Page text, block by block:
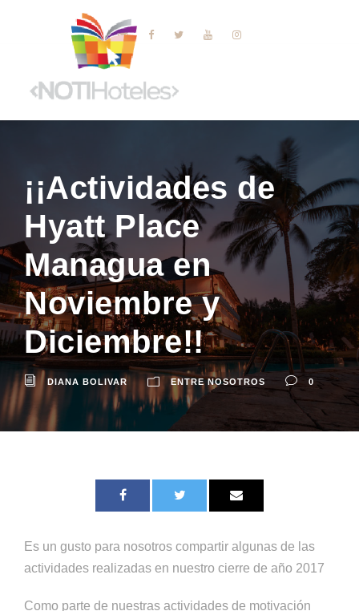
¡¡Actividades de
Hyatt Place
Managua en
Noviembre y
Diciembre!!
DIANA BOLIVAR ENTRE NOSOTROS 0
Es un gusto para nosotros compartir algunas de las
actividades realizadas en nuestro cierre de año 2017
Como parte de nuestras actividades de motivación